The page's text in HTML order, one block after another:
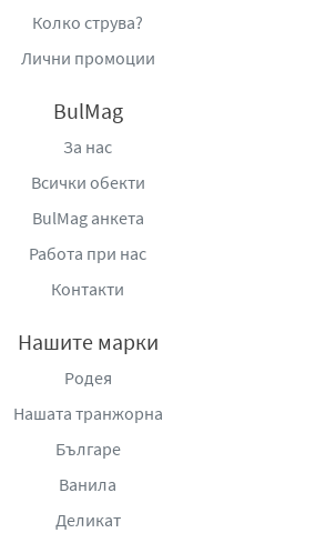
Колко струва?
Лични промоции
BulMag
За нас
Всички обекти
BulMag анкета
Работа при нас
Контакти
Нашите марки
Родея
Нашата транжорна
Българе
Ванила
Деликат